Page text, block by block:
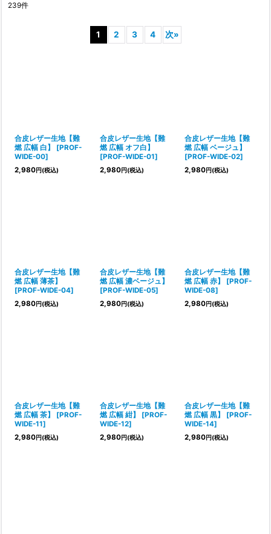
サブカテゴリ
絞り込む
239件
1 2 3 4 次»
合皮レザー生地【難
燃 広幅 白】
[PROF-
WIDE-00]
2,980円(税込)
合皮レザー生地【難
燃 広幅 オフ白】
[PROF-WIDE-01]
2,980円(税込)
合皮レザー生地【難
燃 広幅 ベージュ】
[PROF-WIDE-02]
2,980円(税込)
合皮レザー生地【難
燃 広幅 薄茶】
[PROF-WIDE-04]
2,980円(税込)
合皮レザー生地【難
燃 広幅 濃ベージュ】
[PROF-WIDE-05]
2,980円(税込)
合皮レザー生地【難
燃 広幅 赤】
[PROF-
WIDE-08]
2,980円(税込)
合皮レザー生地【難
燃 広幅 茶】
[PROF-
WIDE-11]
2,980円(税込)
合皮レザー生地【難
燃 広幅 紺】
[PROF-
WIDE-12]
2,980円(税込)
合皮レザー生地【難
燃 広幅 黒】
[PROF-
WIDE-14]
2,980円(税込)